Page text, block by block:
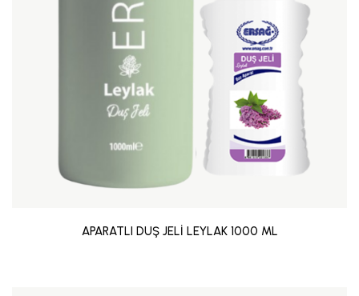
APARATLI DUŞ JELİ LEYLAK 1000 ML